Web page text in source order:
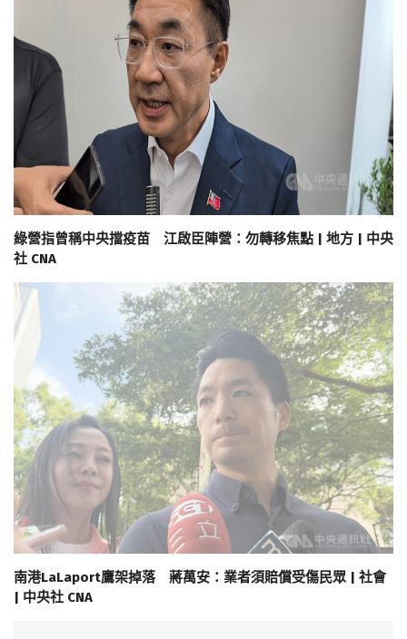
綠營指曾稱中央擋疫苗 江啟臣陣營：勿轉移焦點 | 地方 | 中央
社 CNA
南港LaLaport鷹架掉落 蔣萬安：業者須賠償受傷民眾 | 社會
| 中央社 CNA